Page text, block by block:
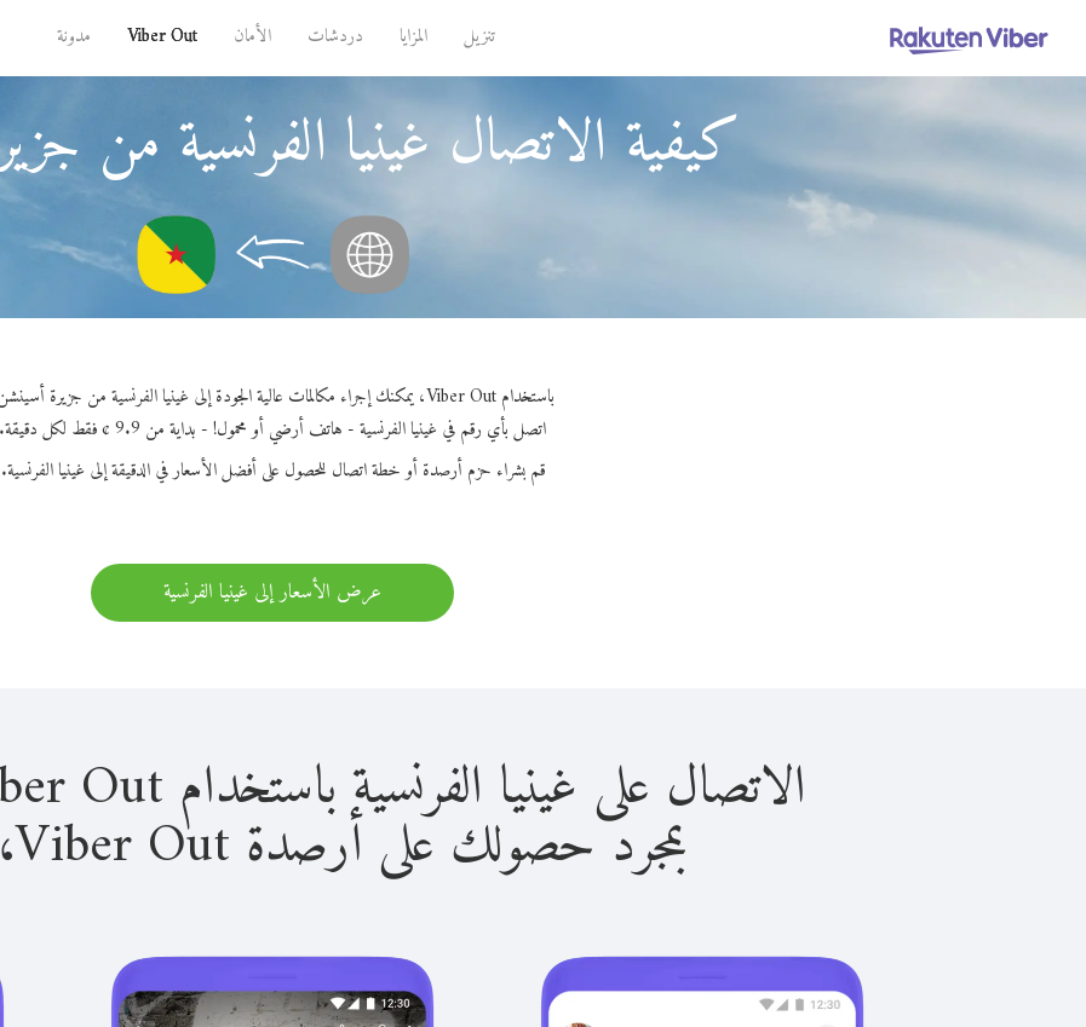
تنزيل المزايا دردشات الأمان Viber Out مدونة
كيفية الاتصال غينيا الفرنسية من
باستخدام Viber Out، يمكنك إجراء مكالمات عالية الجودة إلى غينيا الفرنسية من جزيرة أسينشن.
اتصل بأي رقم في غينيا الفرنسية - هاتف أرضي أو محمول! - بداية من 9.9 ¢ فقط لكل دقيقة.
قم بشراء حزم أرصدة أو خطة اتصال للحصول على أفضل الأسعار في الدقيقة إلى غينيا الفرنسية.
عرض الأسعار إلى غينيا الفرنسية
الاتصال على غينيا الفرنسية باستخدام Viber Out سهل للغاية.
بمجرد حصولك على أرصدة Viber Out، يمكنك: